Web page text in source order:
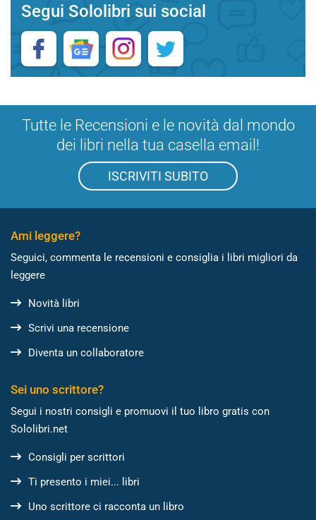
Segui Sololibri sui social
Tutte le Recensioni e le novità dal mondo
dei libri nella tua casella email!
ISCRIVITI SUBITO
Ami leggere?
Seguici, commenta le recensioni e consiglia i libri migliori da
leggere
Novità libri
Scrivi una recensione
Diventa un collaboratore
Sei uno scrittore?
Segui i nostri consigli e promuovi il tuo libro gratis con
Sololibri.net
Consigli per scrittori
Ti presento i miei... libri
Uno scrittore ci racconta un libro